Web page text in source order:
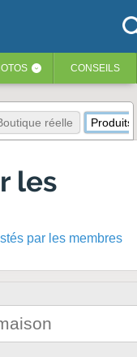
‹ CONSEILS
réelle Produits
les
par les membres